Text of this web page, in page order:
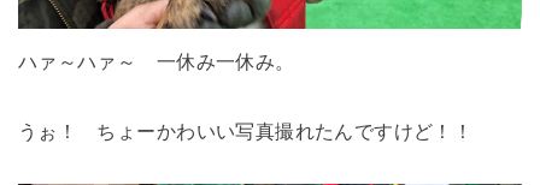
ハァ～ハァ～ 一休み一休み。
うぉ！ ちょーかわいい写真撮れたんですけど！！